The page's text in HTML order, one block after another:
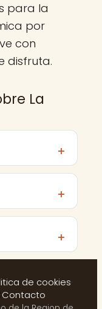
para la
por
con
disfruta.
La
de cookies·
·Contacto